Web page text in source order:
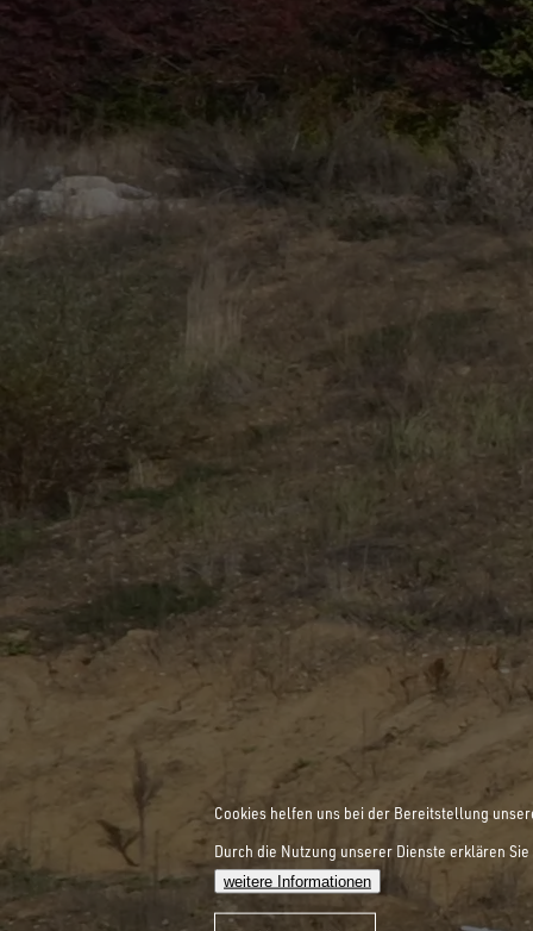
Cookies helfen uns bei der Bereitstellung
Durch die Nutzung unserer Dienste erklären
weitere Informationen